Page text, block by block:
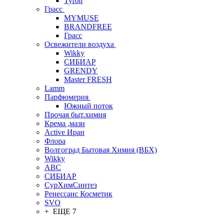
Грасс
MYMUSE
BRANDFREE
Грасс
Освежители воздуха
Wikky
СИБИАР
GRENDY
Master FRESH
Lamm
Парфюмерия
Южный поток
Прочая быт.химия
Крема ,мази
Аctive Иран
Флора
Волгоград Бытовая Химия (ВБХ)
Wikky
АВС
СИБИАР
СурХимСинтез
Ренессанс Косметик
SVO
+ ЕЩЕ 7